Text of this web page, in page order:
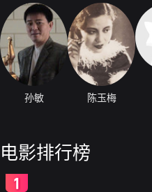
孙敏 陈玉梅
电影排行榜